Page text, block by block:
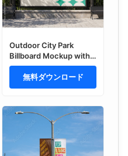
Outdoor City Park
Billboard Mockup with
Bench and Fence
Background
無料ダウンロード